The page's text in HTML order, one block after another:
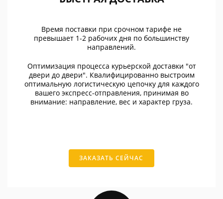
Время поставки при срочном тарифе не
превышает 1-2 рабочих дня по большинству
направлений.
Оптимизация процесса курьерской доставки "от
двери до двери". Квалифицированно выстроим
оптимальную логистическую цепочку для каждого
вашего экспресс-отправления, принимая во
внимание: направление, вес и характер груза.
ЗАКАЗАТЬ СЕЙЧАС